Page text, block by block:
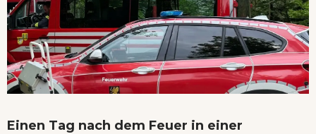
Einen Tag nach dem Feuer in einer